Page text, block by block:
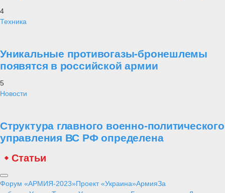
4
Техника
Уникальные противогазы-бронешлемы
появятся в российской армии
5
Новости
Структура главного военно-политического
управления ВС РФ определена
Статьи
Форум «АРМИЯ-2023»Проект «Украина»АрмияЗа